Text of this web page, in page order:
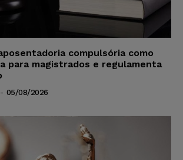
compulsória como
para magistrados e regulamenta
- 05/08/2026